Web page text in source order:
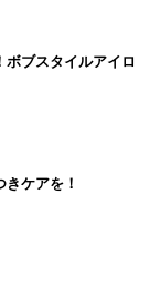
ブスタイルアイロ
ケアを！